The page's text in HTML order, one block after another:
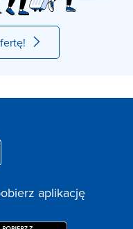
aplikację